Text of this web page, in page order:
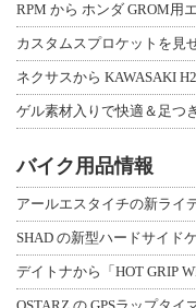
ネクサスから KAWASAKI
バイク用品情報
SHAD の新型ハードサイド
デイトナから「HOT GRIP